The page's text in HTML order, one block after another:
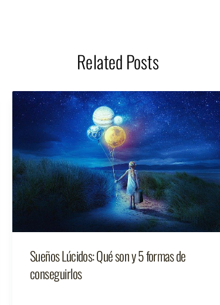
Related Posts
Sueños Lúcidos: Qué son y 5 formas de
conseguirlos